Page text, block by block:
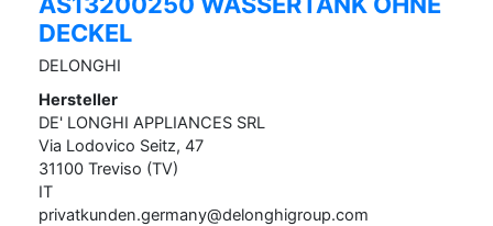
DECKEL
DELONGHI
Hersteller
DE' LONGHI APPLIANCES SRL
Via Lodovico Seitz, 47
31100 Treviso (TV)
IT
privatkunden.germany@delonghigroup.com